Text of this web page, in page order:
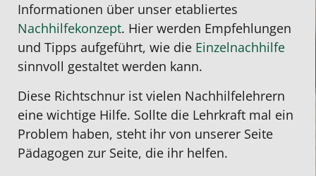
Informationen über unser etabliertes
Nachhilfekonzept. Hier werden Empfehlungen
und Tipps aufgeführt, wie die Einzelnachhilfe
sinnvoll gestaltet werden kann.
Diese Richtschnur ist vielen Nachhilfelehrern
eine wichtige Hilfe. Sollte die Lehrkraft mal ein
Problem haben, steht ihr von unserer Seite
Pädagogen zur Seite, die ihr helfen.